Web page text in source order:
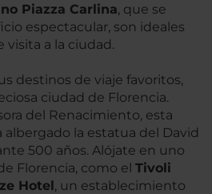
Piazza Carlina, que se
espectacular, son ideales
visita a la ciudad.
destinos de viaje favoritos,
ciudad de Florencia.
del Renacimiento, esta
albergado la estatua del David
500 años. Alójate en uno
Florencia, como el Tivoli
Hotel, un establecimiento